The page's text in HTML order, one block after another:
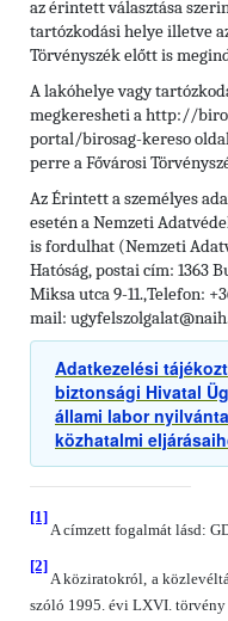
az érintett választása
tartózkodási helye illetve
Törvényszék előtt is
A lakóhelye vagy
megkeresheti a http://
portal/birosag-kereso
perre a Fővárosi
Az Érintett a személyes
esetén a Nemzeti
is fordulhat (Nemzeti
Hatóság, postai cím: 1363
Miksa utca 9-11.,Telefon:
mail:
Adatkezelési
biztonsági Hivatal
állami labor
közhatalmi
[1]
A címzett fogalmát lásd:
[2]
A köziratokról, a
szóló 1995. évi LXVI.